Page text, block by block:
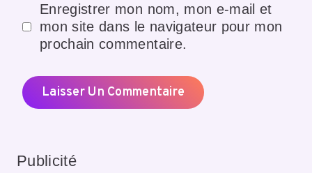
Enregistrer mon nom, mon e-mail et
mon site dans le navigateur pour mon
prochain commentaire.
Publicité